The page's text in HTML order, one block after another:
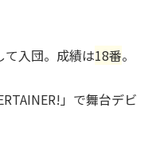
入団。成績は18番。
」で舞台デビ